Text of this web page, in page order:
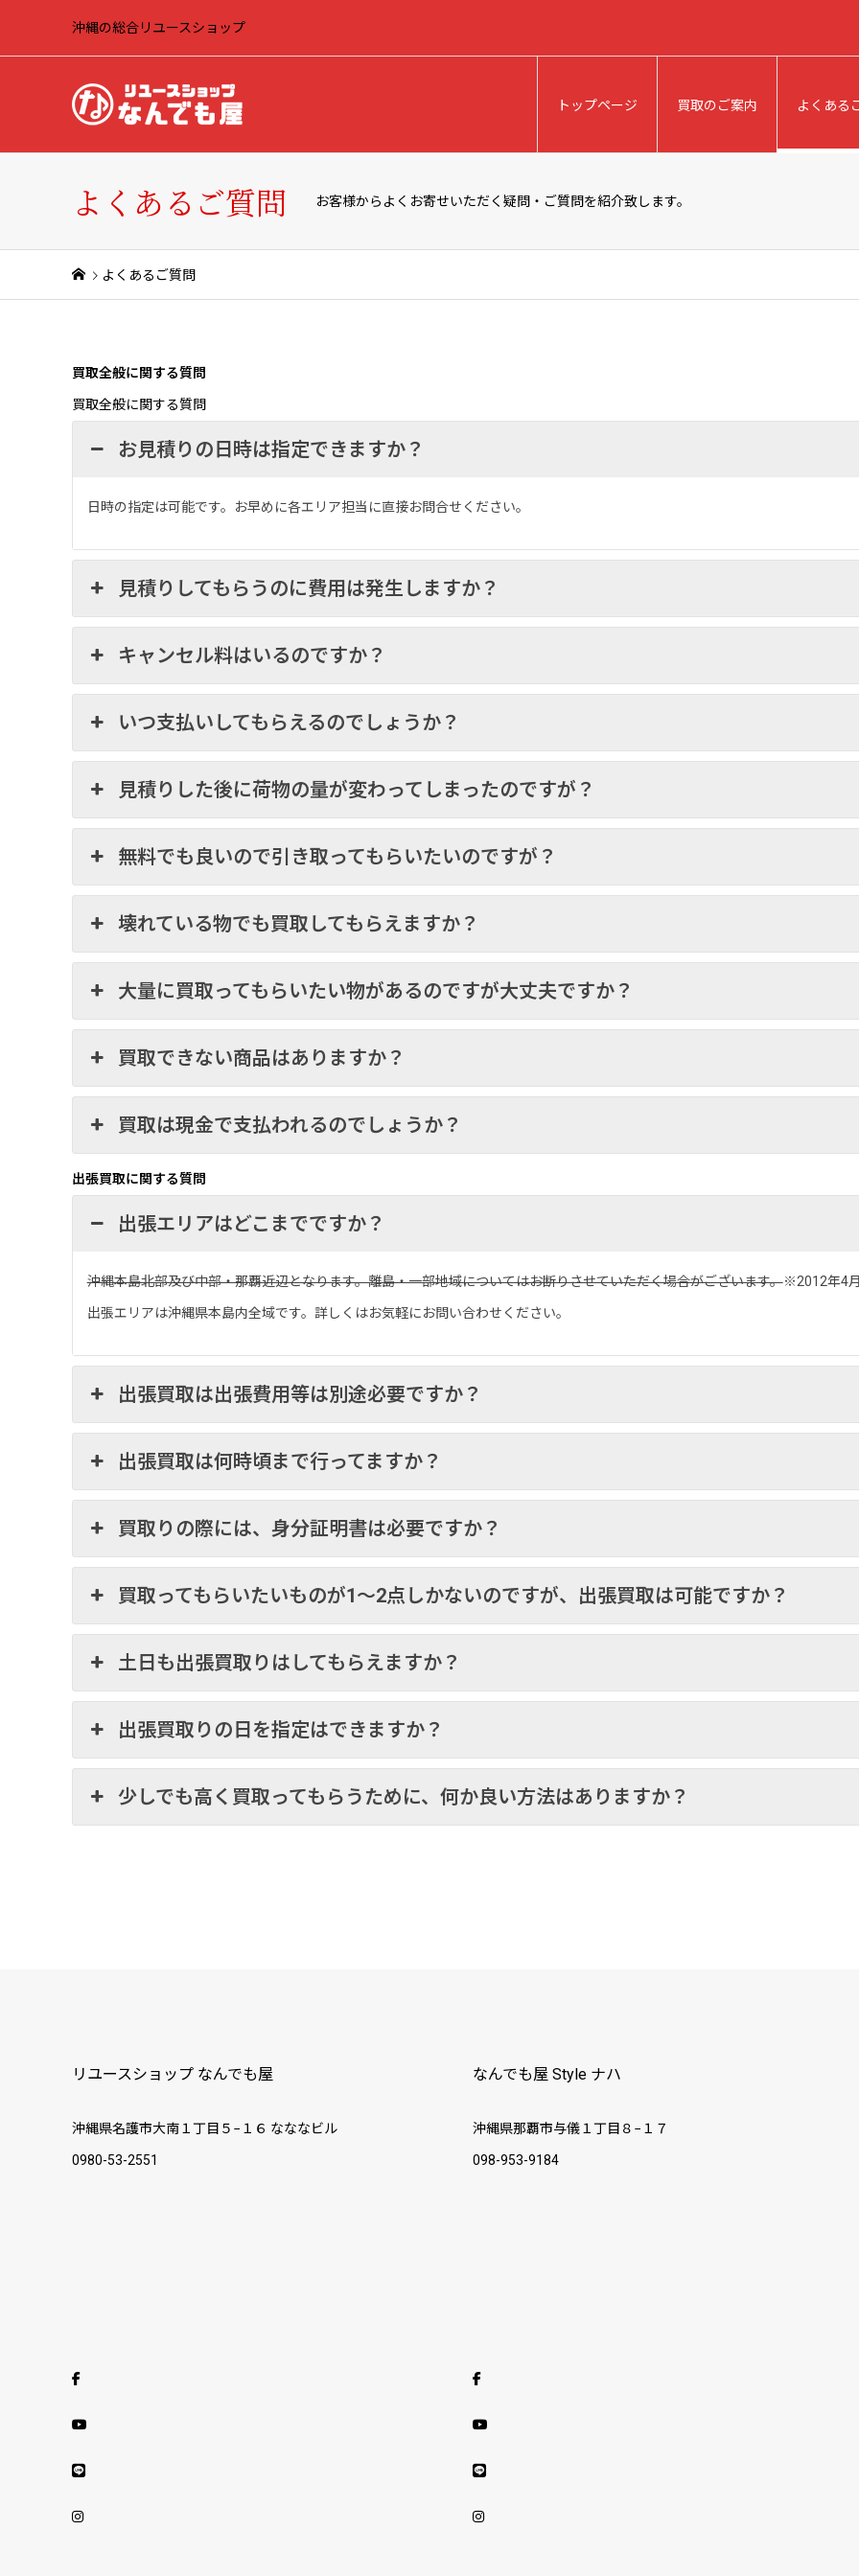
沖縄の総合リユースショップ
トップページ 買取のご案内 よくある
よくあるご質問 お客様からよくお寄せいただく疑問・ご質問を紹介致します。
よくあるご質問
買取全般に関する質問
買取全般に関する質問
お見積りの日時は指定できますか？
日時の指定は可能です。お早めに各エリア担当に直接お問合せください。
見積りしてもらうのに費用は発生しますか？
キャンセル料はいるのですか？
いつ支払いしてもらえるのでしょうか？
見積りした後に荷物の量が変わってしまったのですが？
無料でも良いので引き取ってもらいたいのですが？
壊れている物でも買取してもらえますか？
大量に買取ってもらいたい物があるのですが大丈夫ですか？
買取できない商品はありますか？
買取は現金で支払われるのでしょうか？
出張買取に関する質問
出張エリアはどこまでですか？
沖縄本島北部及び中部・那覇近辺となります。離島・一部地域についてはお断りさせていただく場合がございます。※2012年4
出張エリアは沖縄県本島内全域です。詳しくはお気軽にお問い合わせください。
出張買取は出張費用等は別途必要ですか？
出張買取は何時頃まで行ってますか？
買取りの際には、身分証明書は必要ですか？
買取ってもらいたいものが1～2点しかないのですが、出張買取は可能ですか？
土日も出張買取りはしてもらえますか？
出張買取りの日を指定はできますか？
少しでも高く買取ってもらうために、何か良い方法はありますか？
リユースショップ なんでも屋
沖縄県名護市大南１丁目５−１６ なななビル
0980-53-2551
なんでも屋 Style ナハ
沖縄県那覇市与儀１丁目８−１７
098-953-9184